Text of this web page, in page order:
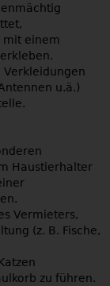
mit einem
Verkleidungen
u.ä.)
Haustierhalter
Vermieters,
(z. B. Fische,
zu führen.